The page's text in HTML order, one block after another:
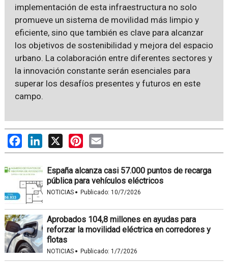
implementación de esta infraestructura no solo
promueve un sistema de movilidad más limpio y
eficiente, sino que también es clave para alcanzar
los objetivos de sostenibilidad y mejora del espacio
urbano. La colaboración entre diferentes sectores y
la innovación constante serán esenciales para
superar los desafíos presentes y futuros en este
campo.
FacebookLinkedIn
X PinterestEmail
España alcanza casi 57.000 puntos de recarga
pública para vehículos eléctricos
NOTICIAS · Publicado: 10/7/2026
Aprobados 104,8 millones en ayudas para
reforzar la movilidad eléctrica en corredores y
flotas
NOTICIAS · Publicado: 1/7/2026